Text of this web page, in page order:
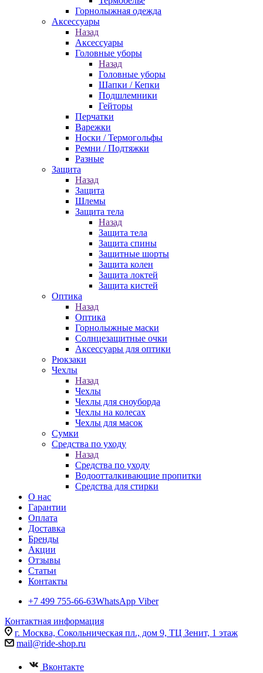
Горнолыжная одежда
Аксессуары
Назад
Аксессуары
Головные уборы
Назад
Головные уборы
Шапки / Кепки
Подшлемники
Гейторы
Перчатки
Варежки
Носки / Термогольфы
Ремни / Подтяжки
Разные
Защита
Назад
Защита
Шлемы
Защита тела
Назад
Защита тела
Защита спины
Защитные шорты
Защита колен
Защита локтей
Защита кистей
Оптика
Назад
Оптика
Горнолыжные маски
Солнцезащитные очки
Аксессуары для оптики
Рюкзаки
Чехлы
Назад
Чехлы
Чехлы для сноуборда
Чехлы на колесах
Чехлы для масок
Сумки
Средства по уходу
Назад
Средства по уходу
Водоотталкивающие пропитки
Средства для стирки
О нас
Гарантии
Оплата
Доставка
Бренды
Акции
Отзывы
Статьи
Контакты
+7 499 755-66-63WhatsApp Viber
Контактная информация
г. Москва, Сокольническая пл., дом 9, ТЦ Зенит, 1 этаж
mail@ride-shop.ru
Вконтакте